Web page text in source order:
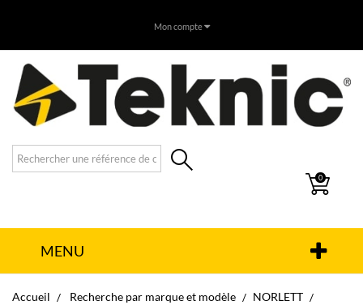
Mon compte
0
MENU
Accueil Recherche par marque et modèle
NORLETT